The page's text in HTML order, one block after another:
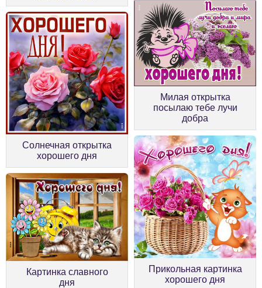
Солнечная открытка
хорошего дня
Милая открытка
посылаю тебе лучи
добра
Картинка славного
дня
Прикольная картинка
хорошего дня